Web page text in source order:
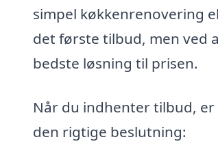
simpel køkkenrenovering
det første tilbud, men ved
bedste løsning til prisen.
Når du indhenter tilbud,
den rigtige beslutning: